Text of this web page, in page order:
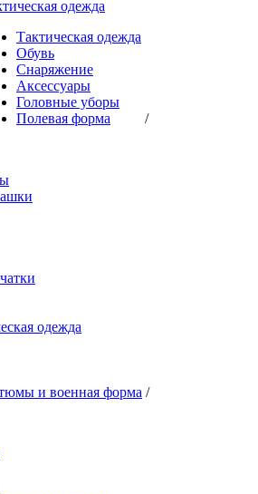
одежда
Тактическая одежда
Обувь
Снаряжение
Аксессуары
Головные уборы
Полевая форма
/
одежда
и военная форма /